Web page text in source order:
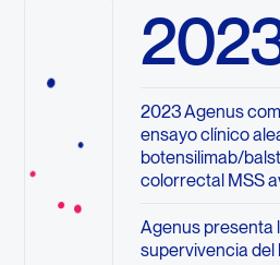
2023 Agenus
ensayo clínico
botensilimab/
colorrectal MSS
Agenus presenta
supervivencia